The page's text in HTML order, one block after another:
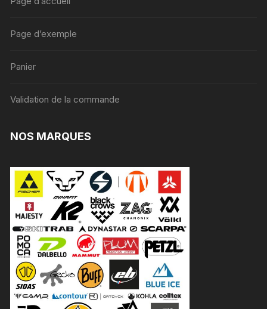
Page d’exemple
Panier
Validation de la commande
NOS MARQUES